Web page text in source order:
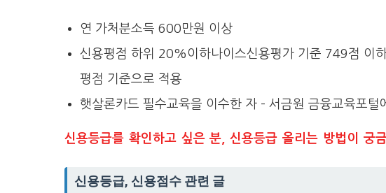
연 가처분소득 600만원 이상
신용평점 하위 20%이하나이스신용평가 기준 749점 이
평점 기준으로 적용
햇살론카드 필수교육을 이수한 자 – 서금원 금융교육포
신용등급를 확인하고 싶은 분, 신용등급 올리는 방법이 궁
신용등급, 신용점수 관련 글